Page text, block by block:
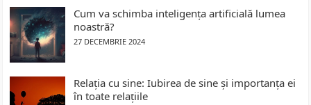
Cum va schimba inteligența artificială lumea
noastră?
27 DECEMBRIE 2024
Relația cu sine: Iubirea de sine și importanța ei
în toate relațiile